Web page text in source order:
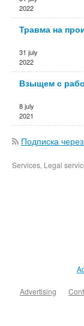
2022
Травма на
31 july
2022
Взыщем с
8 july
2021
Подписка
Services, Legal
Advertising